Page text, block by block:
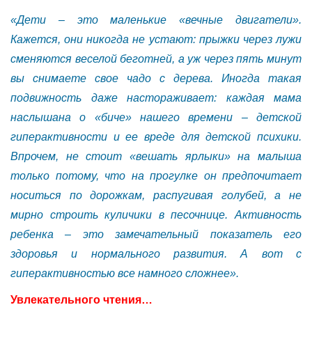
«Дети – это маленькие «вечные двигатели».
Кажется, они никогда не устают: прыжки через лужи
сменяются веселой беготней, а уж через пять минут
вы снимаете свое чадо с дерева. Иногда такая
подвижность даже настораживает: каждая мама
наслышана о «биче» нашего времени – детской
гиперактивности и ее вреде для детской психики.
Впрочем, не стоит «вешать ярлыки» на малыша
только потому, что на прогулке он предпочитает
носиться по дорожкам, распугивая голубей, а не
мирно строить куличики в песочнице. Активность
ребенка – это замечательный показатель его
здоровья и нормального развития. А вот с
гиперактивностью все намного сложнее».
Увлекательного чтения…